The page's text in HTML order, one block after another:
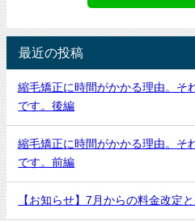
最近の投稿
縮毛矯正に時間がかかる理由。そ
です。後編
縮毛矯正に時間がかかる理由。そ
です。前編
【お知らせ】7月からの料金改定